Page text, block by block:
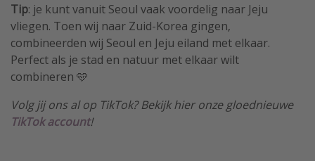
Tip: je kunt vanuit Seoul vaak voordelig naar Jeju
vliegen. Toen wij naar Zuid-Korea gingen,
combineerden wij Seoul en Jeju eiland met elkaar.
Perfect als je stad en natuur met elkaar wilt
combineren 🩵
Volg jij ons al op TikTok? Bekijk hier onze gloednieuwe
TikTok account!